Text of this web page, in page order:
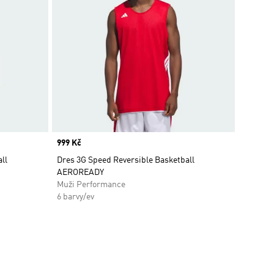
Price
999 Kč
Dres 3G Speed Reversible Basketball
AEROREADY
Muži Performance
6 barvy/ev